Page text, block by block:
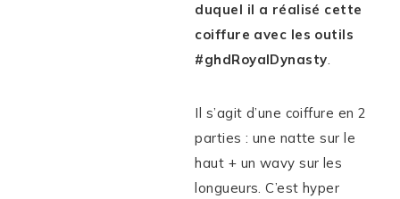
duquel il a réalisé cette
coiffure avec les outils
#ghdRoyalDynasty.
Il s’agit d’une coiffure en 2
parties : une natte sur le
haut + un wavy sur les
longueurs. C’est hyper